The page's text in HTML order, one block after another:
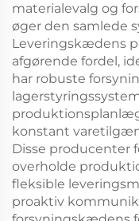
materialevalg og
øger den samlede
Leveringskædens
afgørende fordel,
har robuste
konstant
Disse producenter
overholde
fleksible
proaktiv